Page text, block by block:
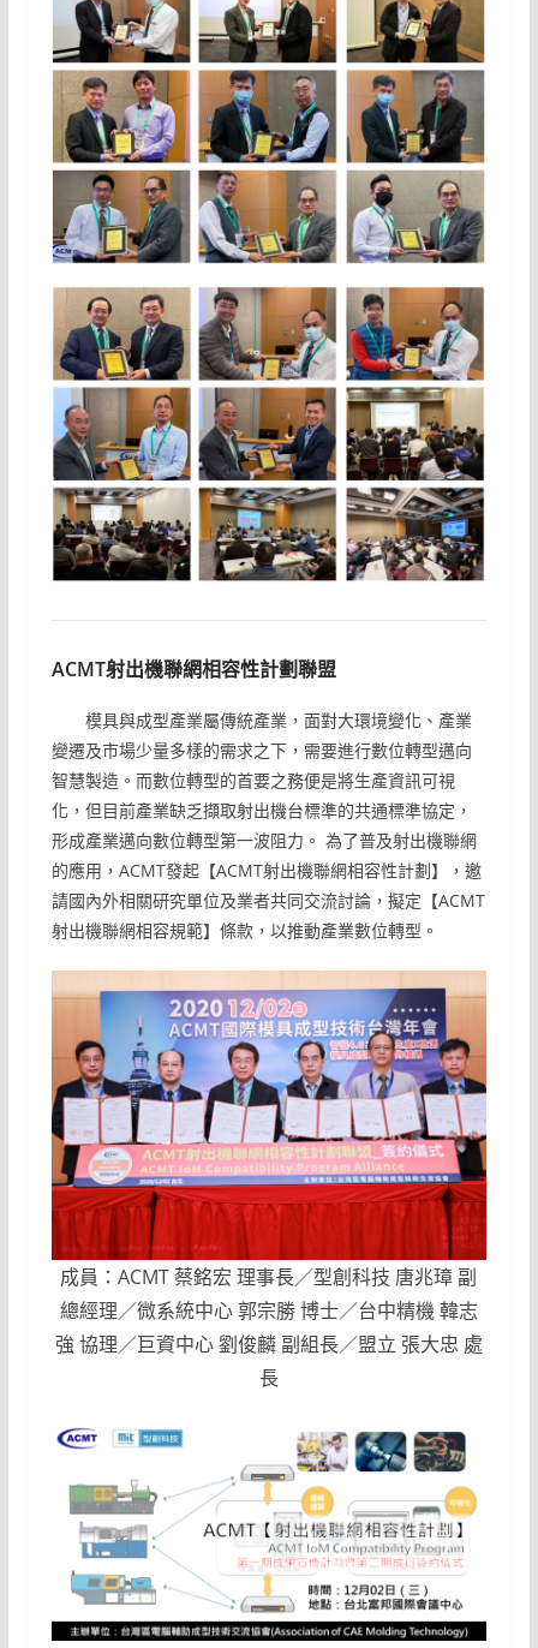
ACMT射出機聯網相容性計劃聯盟
模具與成型產業屬傳統產業，面對大環境變化、產業
變遷及市場少量多樣的需求之下，需要進行數位轉型邁向
智慧製造。而數位轉型的首要之務便是將生產資訊可視
化，但目前產業缺乏擷取射出機台標準的共通標準協定，
形成產業邁向數位轉型第一波阻力。 為了普及射出機聯網
的應用，ACMT發起【ACMT射出機聯網相容性計劃】，邀
請國內外相關研究單位及業者共同交流討論，擬定【ACMT
射出機聯網相容規範】條款，以推動產業數位轉型。
成員：ACMT 蔡銘宏 理事長／型創科技 唐兆璋 副
總經理／微系統中心 郭宗勝 博士／台中精機 韓志
強 協理／巨資中心 劉俊麟 副組長／盟立 張大忠 處
長